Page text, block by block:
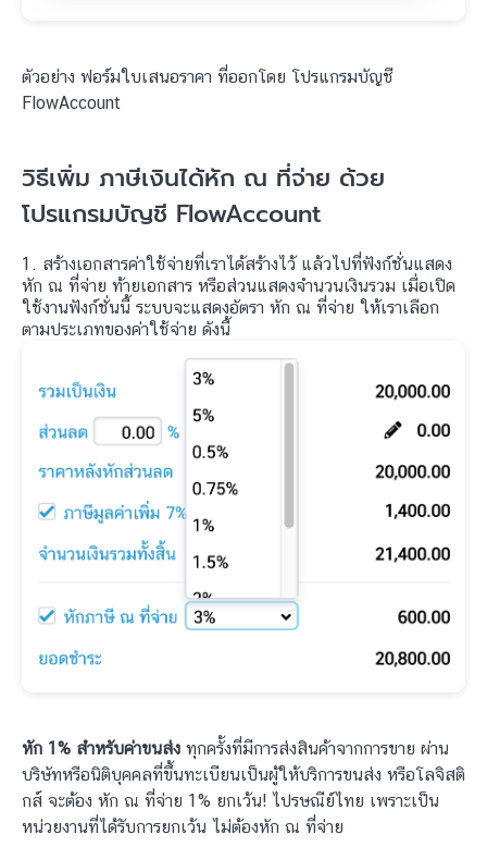
ตัวอย่าง ฟอร์มใบเสนอราคา ที่ออกโดย โปรแกรมบัญชี
FlowAccount
วิธีเพิ่ม ภาษีเงินได้หัก ณ ที่จ่าย ด้วย
โปรแกรมบัญชี FlowAccount
1. สร้างเอกสารค่าใช้จ่ายที่เราได้สร้างไว้ แล้วไปที่ฟังก์ชั่นแสดง
หัก ณ ที่จ่าย ท้ายเอกสาร หรือส่วนแสดงจำนวนเงินรวม เมื่อเปิด
ใช้งานฟังก์ชั่นนี้ ระบบจะแสดงอัตรา หัก ณ ที่จ่าย ให้เราเลือก
ตามประเภทของค่าใช้จ่าย ดังนี้
หัก 1% สำหรับค่าขนส่ง ทุกครั้งที่มีการส่งสินค้าจากการขาย ผ่าน
บริษัทหรือนิติบุคคลที่ขึ้นทะเบียนเป็นผู้ให้บริการขนส่ง หรือโลจิสติ
กส์ จะต้อง หัก ณ ที่จ่าย 1% ยกเว้น! ไปรษณีย์ไทย เพราะเป็น
หน่วยงานที่ได้รับการยกเว้น ไม่ต้องหัก ณ ที่จ่าย